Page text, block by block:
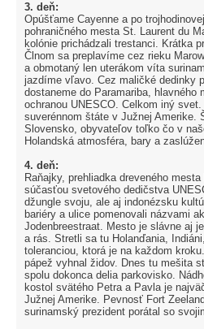
3. deň:
Opúšťame Cayenne a po
pohraničného mesta St. Laurent du
kolónie prichádzali trestanci. Krátka
Člnom sa preplavíme cez rieku
a obmotaný len uterákom víta
jazdíme vľavo. Cez maličké dedinky
dostaneme do Paramariba, hlavného
ochranou UNESCO. Celkom iný
suverénnom štáte v Južnej Amerike.
Slovensko, obyvateľov toľko čo v
Holandská atmosféra, bary a
4. deň:
Raňajky, prehliadka dreveného
súčasťou svetového dedičstva
džungle svoju, ale aj indonézsku
bariéry a ulice pomenovali názvami
Jodenbreestraat. Mesto je slávne aj
a rás. Stretli sa tu Holanďania,
toleranciou, ktorá je na každom
pápež vyhnal židov. Dnes tu mešita
spolu dokonca delia parkovisko.
kostol svätého Petra a Pavla je
Južnej Amerike. Pevnosť Fort
surinamský prezident porátal so